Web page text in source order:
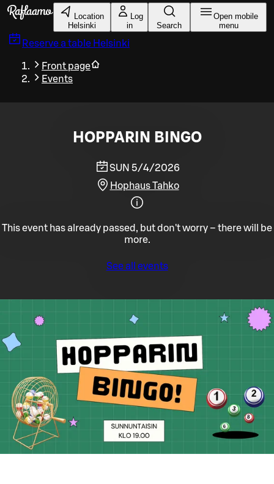
Skip to main content
Location
Helsinki
Log
in
Search
Open mobile
menu
Reserve a table Helsinki
Front page
Events
HOPPARIN BINGO
SUN 5/4/2026
Hophaus Tahko
This event has already passed, but don't worry – there will be
more.
See all events